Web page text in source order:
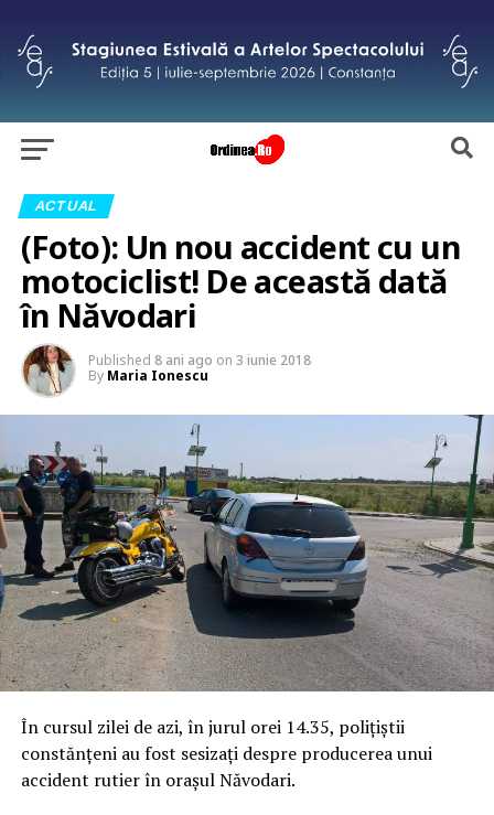
ACTUAL
(Foto): Un nou accident cu un
motociclist! De această dată
în Năvodari
Published 8 ani ago on 3 iunie 2018
By Maria Ionescu
În cursul zilei de azi, în jurul orei 14.35, polițiștii
constănțeni au fost sesizați despre producerea unui
accident rutier în orașul Năvodari.